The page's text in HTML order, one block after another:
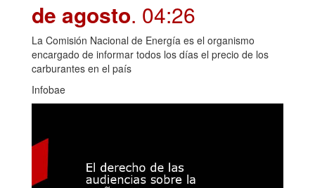
de agosto. 04:26
La Comisión Nacional de Energía es el organismo
encargado de informar todos los días el precio de los
carburantes en el país
Infobae